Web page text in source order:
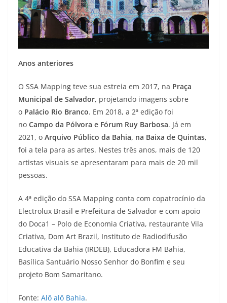
Anos anteriores
O SSA Mapping teve sua estreia em 2017, na Praça
Municipal de Salvador, projetando imagens sobre
o Palácio Rio Branco. Em 2018, a 2ª edição foi
no Campo da Pólvora e Fórum Ruy Barbosa. Já em
2021, o Arquivo Público da Bahia, na Baixa de Quintas,
foi a tela para as artes. Nestes três anos, mais de 120
artistas visuais se apresentaram para mais de 20 mil
pessoas.
A 4ª edição do SSA Mapping conta com copatrocínio da
Electrolux Brasil e Prefeitura de Salvador e com apoio
do Doca1 – Polo de Economia Criativa, restaurante Vila
Criativa, Dom Art Brazil, Instituto de Radiodifusão
Educativa da Bahia (IRDEB), Educadora FM Bahia,
Basílica Santuário Nosso Senhor do Bonfim e seu
projeto Bom Samaritano.
Fonte: Alô alô Bahia.